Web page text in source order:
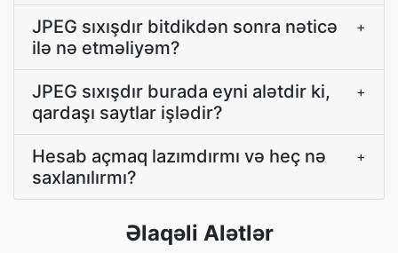
JPEG sıxışdır bitdikdən sonra nəticə
ilə nə etməliyəm?
+
JPEG sıxışdır burada eyni alətdir ki,
qardaşı saytlar işlədir?
+
Hesab açmaq lazımdırmı və heç nə
saxlanılırmı?
+
Əlaqəli Alətlər